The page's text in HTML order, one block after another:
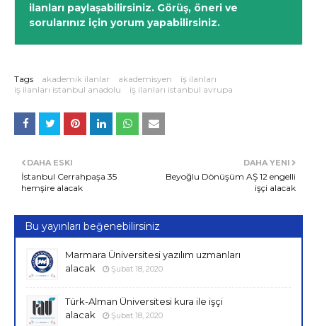
ilanları paylaşabilirsiniz. Görüş, öneri ve
sorularınız için yorum yapabilirsiniz.
Tags akademik ilanlar akademisyen
iş ilanları
iş ilanları istanbul anadolu
iş ilanları istanbul avrupa
DAHA YENI
Beyoğlu Dönüşüm AŞ 12 engelli
işçi alacak
DAHA ESKI
İstanbul Cerrahpaşa 35
hemşire alacak
Bu yayınları beğenebilirsiniz
Marmara Üniversitesi yazılım uzmanları
alacak
Şubat 18, 2020
Türk-Alman Üniversitesi kura ile işçi
alacak
Şubat 18, 2020